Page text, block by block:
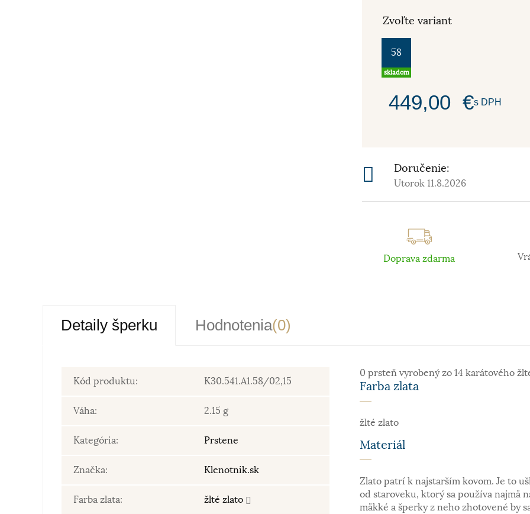
Zvoľte variant
58
skladom
449,00 €s DPH
Doručenie:
Utorok 11.8.2026
Doprava zdarma
Detaily šperku Hodnotenia(0)
Kód produktu: K30.541.A1.58/02,15
Váha: 2.15 g
Kategória: Prstene
Značka: Klenotnik.sk
Farba zlata: žlté zlato
0 prsteň vyrobený zo 14 karátového
Farba zlata
žlté zlato
Materiál
Zlato patrí k najstarším kovom. Je to
od staroveku, ktorý sa používa najmä
mäkké a šperky z neho zhotovené